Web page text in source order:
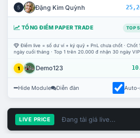
5 Đặng Kim Quỳnh
TỔNG ĐIỂM PAPER TRADE TOP
Điểm live = số dư ví + ký quỹ + PnL chưa chốt · Chốt
ngày cuối tháng · Top 1 trên 20.000 đ nhận 30 ngày VIP
1 Demo123
Hide Module Diễn đàn Auto-
LIVE PRICE Đang tải giá live...